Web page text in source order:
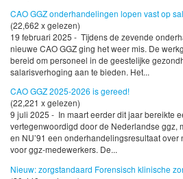
CAO GGZ onderhandelingen lopen vast op
(22,662 x gelezen)
19 februari 2025 - Tijdens de zevende
nieuwe CAO GGZ ging het weer mis. De
bereid om personeel in de geestelijke
salarisverhoging aan te bieden. Het...
CAO GGZ 2025-2026 is gereed!
(22,221 x gelezen)
9 juli 2025 - In maart eerder dit jaar bereikte
vertegenwoordigd door de Nederlandse ggz,
en NU’91 een onderhandelingsresultaat
voor ggz-medewerkers. De...
Nieuw: zorgstandaard Forensisch klinische